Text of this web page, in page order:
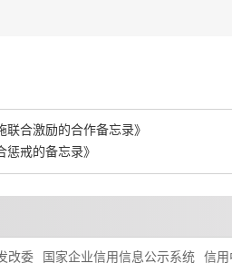
合激励的合作备忘录》
戒的备忘录》
改委 国家企业信用信息公示系统 信用